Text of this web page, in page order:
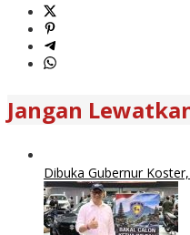
Jangan
Dibuka Gubernur